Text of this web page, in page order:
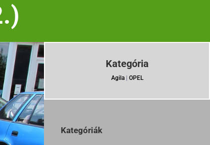
Kategória
Agila| OPEL
Kategóriák